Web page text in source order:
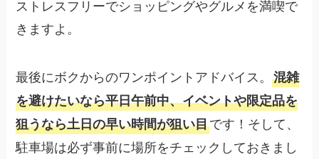
ストレスフリーでショッピングやグルメを満喫で
きますよ。
最後にボクからのワンポイントアドバイス。混雑
を避けたいなら平日午前中、イベントや限定品を
狙うなら土日の早い時間が狙い目です！そして、
駐車場は必ず事前に場所をチェックしておきまし